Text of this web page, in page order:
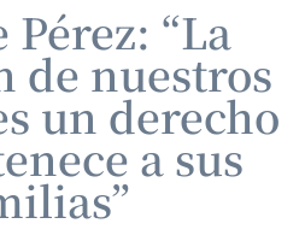
“La
de nuestros
un derecho
a sus